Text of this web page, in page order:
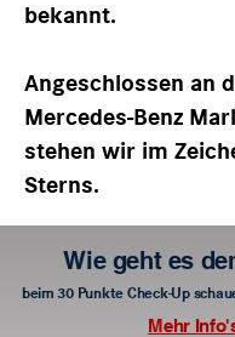
bekannt.
Angeschlossen an
Mercedes-Benz
stehen wir im
Sterns.
Wie geht es
beim 30 Punkte Check-Up
Mehr